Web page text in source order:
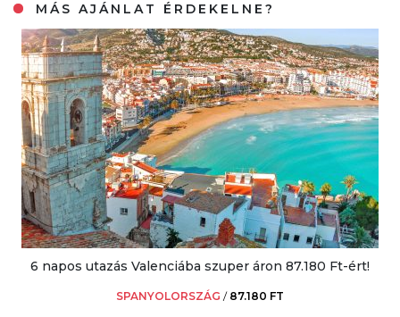
MÁS AJÁNLAT ÉRDEKELNE?
6 napos utazás Valenciába szuper áron 87.180 Ft-ért!
SPANYOLORSZÁG / 87.180 FT